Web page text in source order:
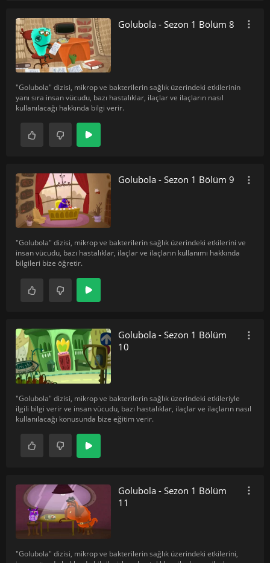
Golubola - Sezon 1 Bölüm 8
"Golubola" dizisi, mikrop ve bakterilerin sağlık üzerindeki etkilerinin
yanı sıra insan vücudu, bazı hastalıklar, ilaçlar ve ilaçların nasıl
kullanılacağı hakkında bilgi verir.
Golubola - Sezon 1 Bölüm 9
"Golubola" dizisi, mikrop ve bakterilerin sağlık üzerindeki etkilerini ve
insan vücudu, bazı hastalıklar, ilaçlar ve ilaçların kullanımı hakkında
bilgileri bize öğretir.
Golubola - Sezon 1 Bölüm
10
"Golubola" dizisi, mikrop ve bakterilerin sağlık üzerindeki etkileriyle
ilgili bilgi verir ve insan vücudu, bazı hastalıklar, ilaçlar ve ilaçların nasıl
kullanılacağı konusunda bize eğitim verir.
Golubola - Sezon 1 Bölüm
11
"Golubola" dizisi, mikrop ve bakterilerin sağlık üzerindeki etkilerini,